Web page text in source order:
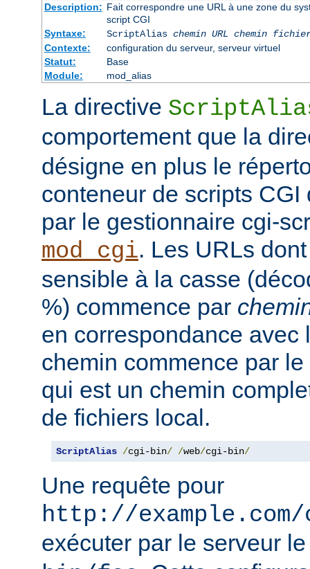
Description: Fait correspondre une URL à une zone du
script CGI
Syntaxe:
ScriptAlias chemin URL chemin
Contexte:
configuration du serveur, serveur virtuel
Statut:
Base
Module:
mod_alias
La directive
comportement que la
désigne en plus le
conteneur de scripts CGI
par le gestionnaire cgi-
mod_cgi. Les URLs
sensible à la casse
%) commence par
en correspondance avec
chemin commence par
qui est un chemin
de fichiers local.
ScriptAlias /cgi-bin/ /web/cgi-bin/
Une requête pour
http://
exécuter par le serveur